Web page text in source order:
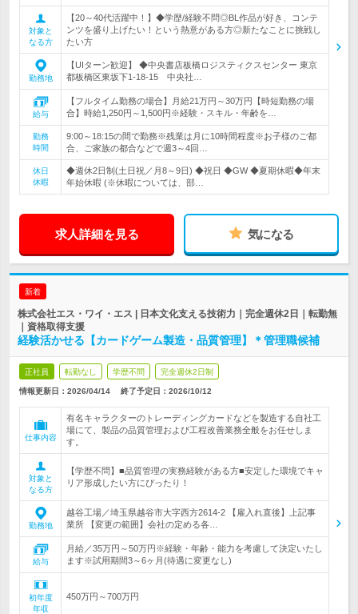
対象と
なる方
【20～40代活躍中！】◆学歴/経験不問◎BL作品が好き、コンテ
ンツを盛り上げたい！という熱意がある方◎新たなことに挑戦し
たい方
勤務地
【UIターン歓迎】 ◆中央書店板橋ロジスティクスセンター 東京
都板橋区東坂下1-18-15 中央社…
給与
【フルタイム勤務の場合】月給21万円～30万円【時短勤務の場
合】時給1,250円～1,500円※経験・スキル・年齢を…
勤務
時間
9:00～18:15の間で勤務※残業は月に10時間程度※お子様のご都
合、ご家族の都合などで週3～4回…
休日
休暇
◆週休2日制(土日祝／月8～9日) ◆祝日 ◆GW ◆夏期休暇◆年末
年始休暇 (※休暇については、部…
求人詳細を見る 気になる
新着
株式会社エス・ワイ・エス | 日本文化支える技術力｜完全週休2日｜転勤無
｜資格取得支援
経験活かせる【カードゲーム製造・品質管理】＊管理職候補
正社員 転勤なし 学歴不問 完全週休2日制
情報更新日：2026/04/14 終了予定日： 2026/10/12
仕事内容
有名キャラクターのトレーディングカードなどを製造する自社工
場にて、製品の品質管理および工程改善業務全般をお任せしま
す。
対象と
なる方
【学歴不問】■品質管理の実務経験がある方■安定した環境でキャ
リア形成したい方にぴったり！
勤務地
越谷工場／埼玉県越谷市大字西方2614-2 【雇入れ直後】上記事
業所 【変更の範囲】会社の定める各…
給与
月給／35万円～50万円※経験・年齢・能力を考慮して決定いたし
ます※試用期間3～6ヶ月(待遇に変更なし)
初年度
年収
450万円～700万円